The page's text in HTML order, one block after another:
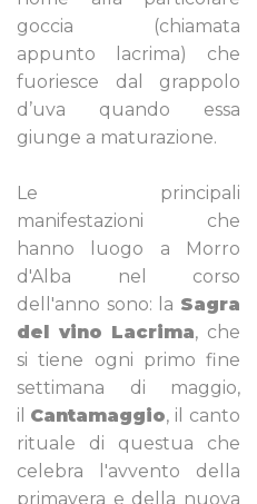
goccia (chiamata
appunto lacrima) che
fuoriesce dal grappolo
d’uva quando essa
giunge a maturazione.
Le principali
manifestazioni che
hanno luogo a Morro
d'Alba nel corso
dell'anno sono: la Sagra
del vino Lacrima, che
si tiene ogni primo fine
settimana di maggio,
il Cantamaggio, il canto
rituale di questua che
celebra l'avvento della
primavera e della nuova